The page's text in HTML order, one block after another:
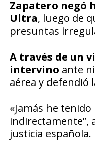
Zapatero negó
Ultra, luego de
presuntas
A través de un
intervino ante
aérea y defendió
«Jamás he
indirectamente”,
justicia española.